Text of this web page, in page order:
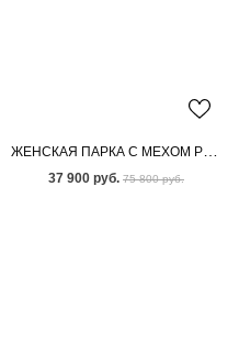
37 900 руб. 75 800 руб.